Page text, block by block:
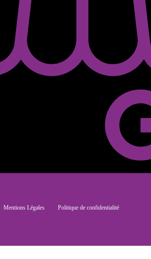
Mentions Légales Politique de confidentialité